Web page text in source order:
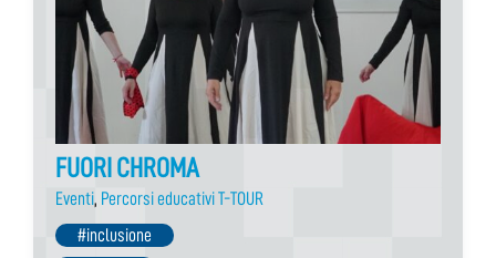
FUORI CHROMA
Eventi, Percorsi educativi T-TOUR
#inclusione